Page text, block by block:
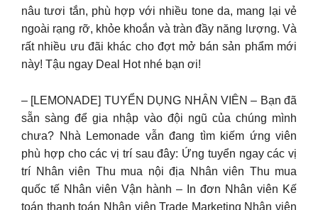
nâu tươi tắn, phù hợp với nhiều tone da, mang lại vẻ
ngoài rạng rỡ, khỏe khoắn và tràn đầy năng lượng. Và
rất nhiều ưu đãi khác cho đợt mở bán sản phẩm mới
này! Tậu ngay Deal Hot nhé bạn ơi!
– [LEMONADE] TUYỂN DỤNG NHÂN VIÊN – Bạn đã
sẵn sàng để gia nhập vào đội ngũ của chúng mình
chưa? Nhà Lemonade vẫn đang tìm kiếm ứng viên
phù hợp cho các vị trí sau đây: Ứng tuyển ngay các vị
trí Nhân viên Thu mua nội địa Nhân viên Thu mua
quốc tế Nhân viên Vận hành – In đơn Nhân viên Kế
toán thanh toán Nhân viên Trade Marketing Nhân viên